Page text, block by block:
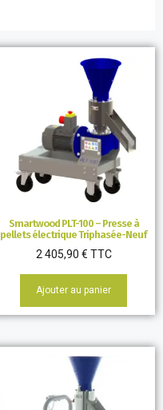
Smartwood PLT-100 – Presse à
pellets électrique Triphasée-Neuf
2 405,90 € TTC
Ajouter au panier